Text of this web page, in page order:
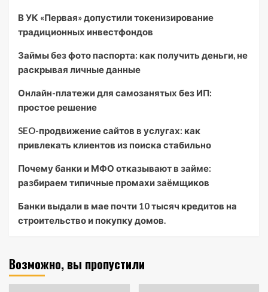
В УК «Первая» допустили токенизирование
традиционных инвестфондов
Займы без фото паспорта: как получить деньги, не
раскрывая личные данные
Онлайн-платежи для самозанятых без ИП:
простое решение
SEO-продвижение сайтов в услугах: как
привлекать клиентов из поиска стабильно
Почему банки и МФО отказывают в займе:
разбираем типичные промахи заёмщиков
Банки выдали в мае почти 10 тысяч кредитов на
строительство и покупку домов.
Возможно, вы пропустили